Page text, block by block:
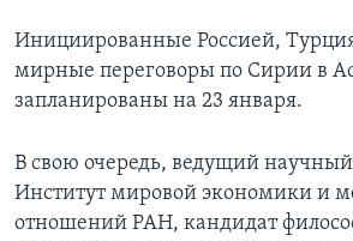
Инициированные Россией,
мирные переговоры по Сирии в
запланированы на 23 января.
В свою очередь, ведущий
Институт мировой экономики и
отношений РАН, кандидат